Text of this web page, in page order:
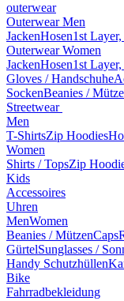
outerwear
Outerwear Men
JackenHosen1st
Outerwear Women
JackenHosen1st
Gloves / Handschuhe
SockenBeanies /
Streetwear
Men
T-ShirtsZip Hoodies
Women
Shirts / TopsZip
Kids
Accessoires
Uhren
MenWomen
Beanies / MützenCaps
GürtelSunglasses /
Handy Schutzhüllen
Bike
Fahrradbekleidung